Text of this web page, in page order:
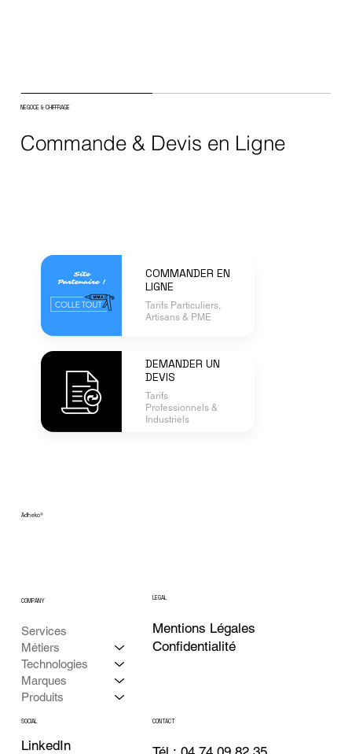
COMMANDER EN
LIGNE
Tarifs Particuliers,
Artisans & PME
DEMANDER UN
DEVIS
Tarifs
Professionnels &
Industriels
Commande & Devis en Ligne
NEGOCE & CHIFFRAGE
Adheko®
Services
Métiers
Technologies
Marques
Produits
COMPANY LEGAL
Confidentialité
Mentions Légales
SOCIAL
LinkedIn
CONTACT